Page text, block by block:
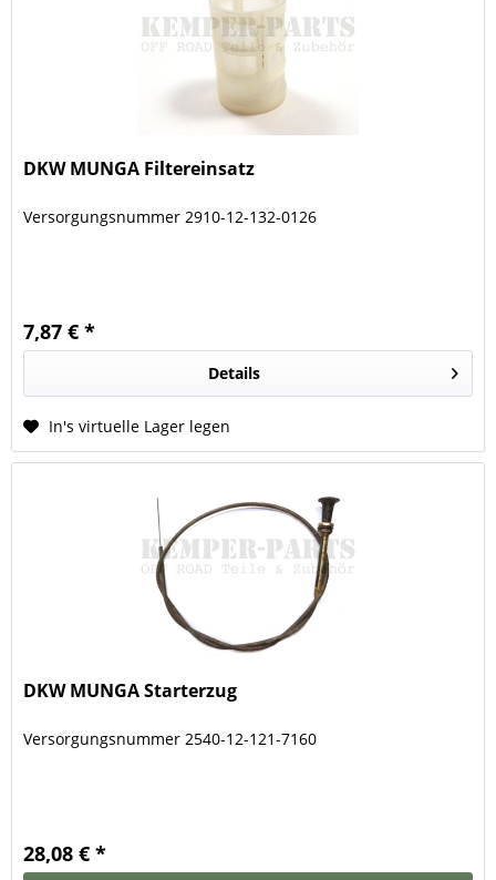
DKW MUNGA Filtereinsatz
Versorgungsnummer 2910-12-132-0126
7,87 € *
Details
In's virtuelle Lager legen
DKW MUNGA Starterzug
Versorgungsnummer 2540-12-121-7160
28,08 € *